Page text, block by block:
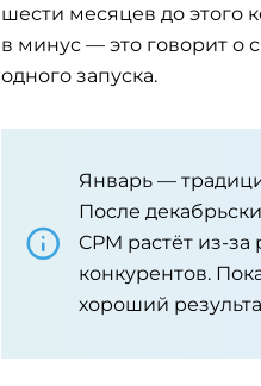
шести месяцев до этого
в минус — это говорит о
одного запуска.
Январь —
После
CPM растёт из-
конкурентов.
хороший